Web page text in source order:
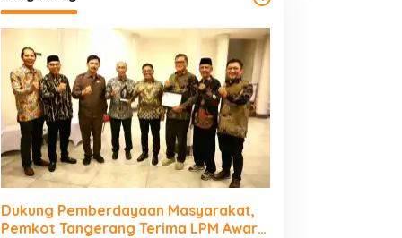
Dukung Pemberdayaan Masyarakat,
Pemkot Tangerang Terima LPM Award